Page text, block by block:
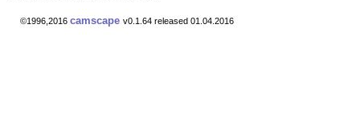
©1996,2016 camscape v0.1.64 released 01.04.2016